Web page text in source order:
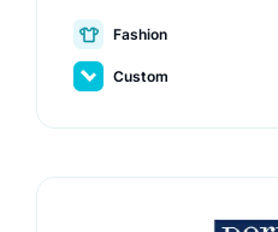
Fashion
Custom